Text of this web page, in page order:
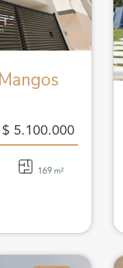
$ 5.100.000
169 m²